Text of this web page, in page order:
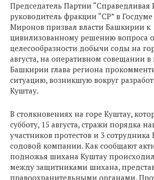
Председатель Партии “Справедливая
руководитель фракции “СР” в
Миронов призвал власти Башкирии к
цивилизованному решению вопроса о
целесообразности добычи соды на
августа, на оперативном совещании в
Башкирии глава региона
ситуацию, возникшую вокруг
Куштау.
В столкновениях на горе Куштау,
субботу, 15 августа, стражи порядка
участников протестов и 3
содовой компании. Как сообщают
подножья шихана Куштау
между защитниками шихана,
правоохранительными органами.